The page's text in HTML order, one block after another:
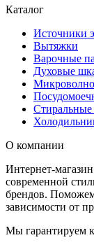
Каталог
Источники
Вытяжки
Варочные
Духовые
О компании
Интернет-
современной
брендов.
зависимости от
Мы гарантируем